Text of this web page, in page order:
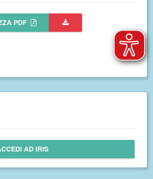
PDF
AD IRIS